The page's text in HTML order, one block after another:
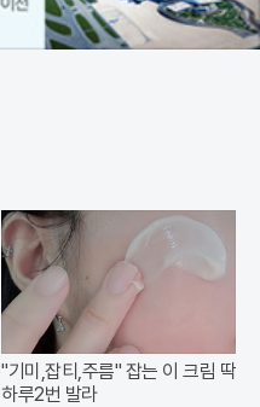
"기미,잡티,주름" 잡는 이 크림 딱
하루2번 발라